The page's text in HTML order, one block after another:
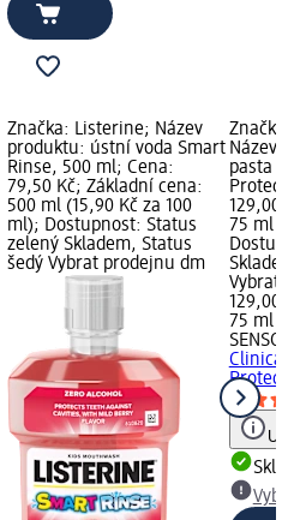
Značka: Listerine; Název
produktu: ústní voda Smart
Rinse, 500 ml; Cena:
79,50 Kč; Základní cena:
500 ml (15,90 Kč za 100
ml); Dostupnost: Status
zelený Skladem, Status
šedý Vybrat prodejnu dm
Značka:
Název
pasta
129,00
75 ml
Vybrat
129,00
75 ml
Clinical